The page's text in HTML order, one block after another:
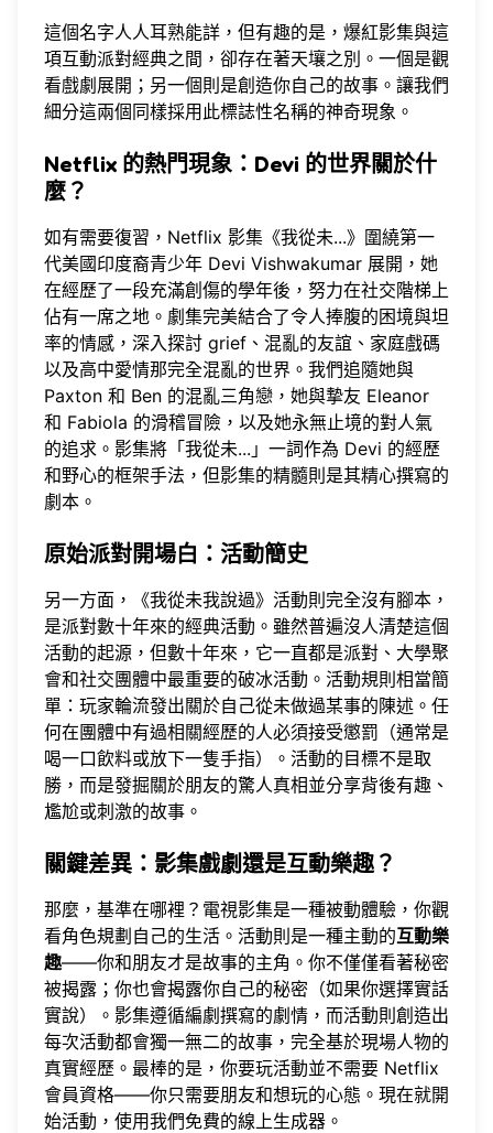
這個名字人人耳熟能詳，但有趣的是，爆紅影集與這
項互動派對經典之間，卻存在著天壤之別。一個是觀
看戲劇展開；另一個則是創造你自己的故事。讓我們
細分這兩個同樣採用此標誌性名稱的神奇現象。
Netflix 的熱門現象：Devi 的世界關於什
麼？
如有需要復習，Netflix 影集《我從未...》圍繞第一
代美國印度裔青少年 Devi Vishwakumar 展開，她
在經歷了一段充滿創傷的學年後，努力在社交階梯上
佔有一席之地。劇集完美結合了令人捧腹的困境與坦
率的情感，深入探討 grief、混亂的友誼、家庭戲碼
以及高中愛情那完全混亂的世界。我們追隨她與
Paxton 和 Ben 的混亂三角戀，她與摯友 Eleanor
和 Fabiola 的滑稽冒險，以及她永無止境的對人氣
的追求。影集將「我從未...」一詞作為 Devi 的經歷
和野心的框架手法，但影集的精髓則是其精心撰寫的
劇本。
原始派對開場白：活動簡史
另一方面，《我從未我說過》活動則完全沒有腳本，
是派對數十年來的經典活動。雖然普遍沒人清楚這個
活動的起源，但數十年來，它一直都是派對、大學聚
會和社交團體中最重要的破冰活動。活動規則相當簡
單：玩家輪流發出關於自己從未做過某事的陳述。任
何在團體中有過相關經歷的人必須接受懲罰（通常是
喝一口飲料或放下一隻手指）。活動的目標不是取
勝，而是發掘關於朋友的驚人真相並分享背後有趣、
尷尬或刺激的故事。
關鍵差異：影集戲劇還是互動樂趣？
那麼，基準在哪裡？電視影集是一種被動體驗，你觀
看角色規劃自己的生活。活動則是一種主動的互動樂
趣——你和朋友才是故事的主角。你不僅僅看著秘密
被揭露；你也會揭露你自己的秘密（如果你選擇實話
實說）。影集遵循編劇撰寫的劇情，而活動則創造出
每次活動都會獨一無二的故事，完全基於現場人物的
真實經歷。最棒的是，你要玩活動並不需要 Netflix
會員資格——你只需要朋友和想玩的心態。現在就開
始活動 ，使用我們免費的線上生成器。